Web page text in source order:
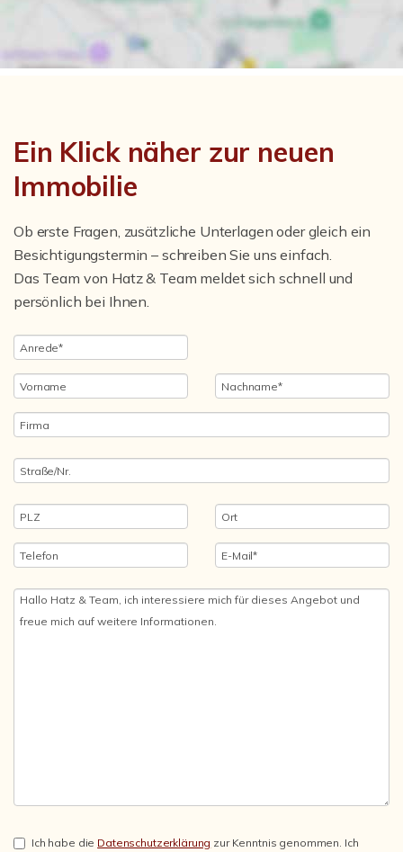
Ein Klick näher zur neuen
Immobilie
Ob erste Fragen, zusätzliche Unterlagen oder gleich ein
Besichtigungstermin – schreiben Sie uns einfach.
Das Team von Hatz & Team meldet sich schnell und
persönlich bei Ihnen.
Ich habe die Datenschutzerklärung zur Kenntnis genommen. Ich